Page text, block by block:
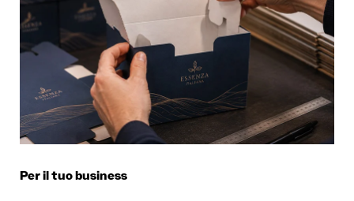
Per il tuo business